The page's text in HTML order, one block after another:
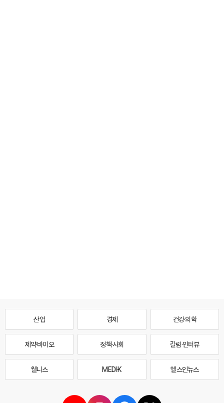
산업 경제 건강·의학
제약·바이오 정책·사회 칼럼·인터뷰
웰니스 MEDI·K 헬스인뉴스